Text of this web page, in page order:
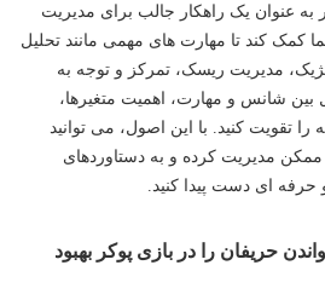
به عنوان یک راهکار جالب برای مدیریت
کند تا مهارت های مهمی مانند تحلیل
مدیریت ریسک، تمرکز و توجه به
بین شانس و مهارت، اهمیت متغیرها،
را تقویت کنید. با این اصول، می توانید
مدیریت کرده و به دستاوردهای
ای دست پیدا کنید.
حریفان را در بازی پوکر بهبود